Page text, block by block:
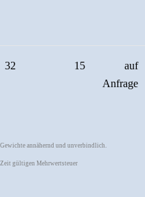
32 15
auf
Anfrage
annähernd und unverbindlich.
gültigen Mehrwertsteuer